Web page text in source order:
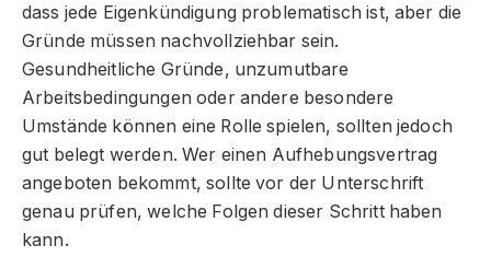
dass jede Eigenkündigung problematisch ist, aber die
Gründe müssen nachvollziehbar sein.
Gesundheitliche Gründe, unzumutbare
Arbeitsbedingungen oder andere besondere
Umstände können eine Rolle spielen, sollten jedoch
gut belegt werden. Wer einen Aufhebungsvertrag
angeboten bekommt, sollte vor der Unterschrift
genau prüfen, welche Folgen dieser Schritt haben
kann.